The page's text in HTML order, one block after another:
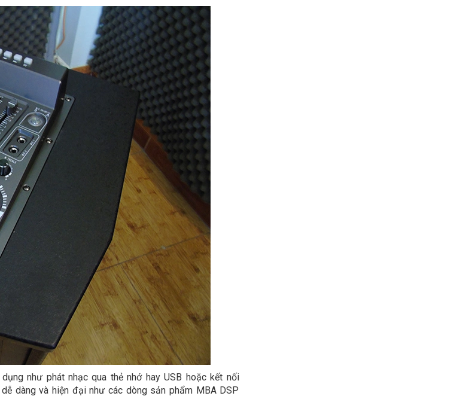
như phát nhạc qua thẻ nhớ hay USB hoặc kết nối
dàng và hiện đại như các dòng sản phẩm MBA DSP